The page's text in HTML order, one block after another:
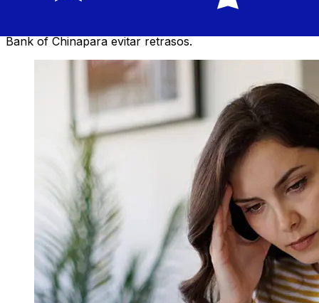
bancarios y los controles de seguridad también pueden
Bank of Chinapara evitar retrasos.